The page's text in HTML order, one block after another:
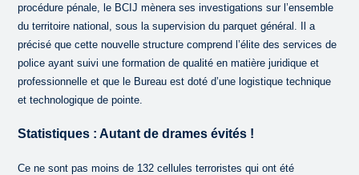
procédure pénale, le BCIJ mènera ses investigations sur l’ensemble
du territoire national, sous la supervision du parquet général. Il a
précisé que cette nouvelle structure comprend l’élite des services de
police ayant suivi une formation de qualité en matière juridique et
professionnelle et que le Bureau est doté d’une logistique technique
et technologique de pointe.
Statistiques : Autant de drames évités !
Ce ne sont pas moins de 132 cellules terroristes qui ont été